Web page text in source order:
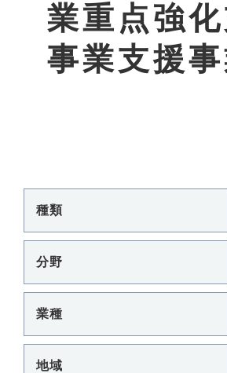
業重点強
事業支援
種類
分野
業種
地域